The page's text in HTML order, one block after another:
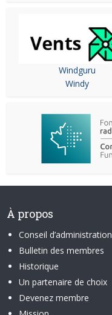
Windguru
Windy
À propos
Conseil d’administration
Bulletin des membres
Historique
Un partenaire de choix
Devenez membre